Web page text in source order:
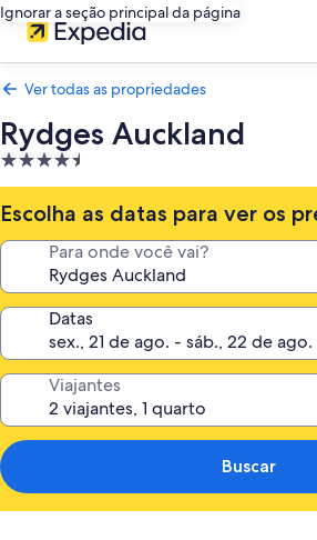
Ignorar a seção principal da página
Ver todas as propriedades
Rydges Auckland
Propriedade
4.5
estrelas
Escolha as datas para ver os
Para onde você vai?
Datas
Viajantes
Buscar